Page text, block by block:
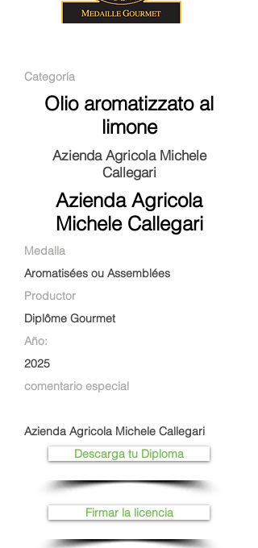
Categoría
Olio aromatizzato al
limone
Azienda Agricola Michele
Callegari
Azienda Agricola
Michele Callegari
Medalla
Aromatisées ou Assemblées
Productor
Diplôme Gourmet
Año:
2025
comentario especial
Azienda Agricola Michele Callegari
Descarga tu Diploma
Firmar la licencia